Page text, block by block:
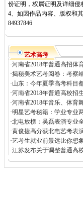
份证明，权属证明及详细
4、如因作品内容、版权和
84937846
艺术高考
·河南省2018年普通高招体
·揭秘美术艺考阅卷：考察
·山东：今年夏季高考科目
·河南省2018年普通高校招
·河南省2018年音乐、体育
·明星艺考秘籍：学业专业
·北电放榜：吴磊表演专业
·黄俊捷高分获北电艺考表
·艺考生就业前景远比你想
·江苏发布关于调整普通高